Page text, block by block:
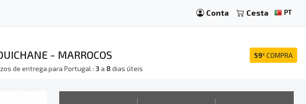
Conta Cesta PT
59€ COMPRA
- MARROCOS
de entrega para Portugal :3a 8dias úteis